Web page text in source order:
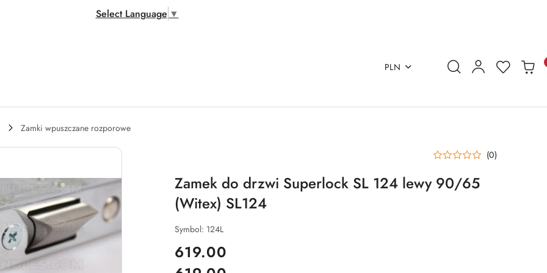
Select Language ▼
PLN
Zamki wpuszczane rozporowe
(0)
Zamek do drzwi Superlock SL 124 lewy 90/65
(Witex) SL124
Symbol: 124L
cena:
619.00